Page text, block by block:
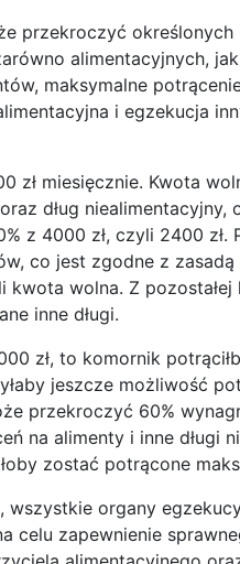
przekroczyć
alimentacyjnych,
maksymalne
i egzekucja
zł miesięcznie. Kwota
dług
z 4000 zł, czyli 2400
co jest zgodne z
kwota wolna. Z
inne długi.
zł, to komornik
jeszcze możliwość
przekroczyć 60%
na alimenty i inne
zostać potrącone
organy
celu zapewnienie